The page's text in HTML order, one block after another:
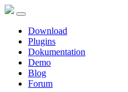
Download
Plugins
Dokumentation
Demo
Blog
Forum